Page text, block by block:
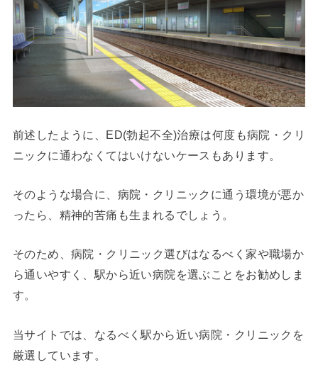
前述したように、ED(勃起不全)治療は何度も病院・クリ
ニックに通わなくてはいけないケースもあります。
そのような場合に、病院・クリニックに通う環境が悪か
ったら、精神的苦痛も生まれるでしょう。
そのため、病院・クリニック選びはなるべく家や職場か
ら通いやすく、駅から近い病院を選ぶことをお勧めしま
す。
当サイトでは、なるべく駅から近い病院・クリニックを
厳選しています。